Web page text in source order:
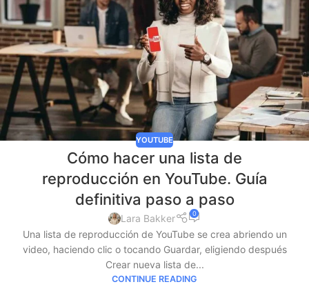
YOUTUBE
Cómo hacer una lista de
reproducción en YouTube. Guía
definitiva paso a paso
Lara Bakker 0
Una lista de reproducción de YouTube se crea abriendo un
video, haciendo clic o tocando Guardar, eligiendo después
Crear nueva lista de...
CONTINUE READING